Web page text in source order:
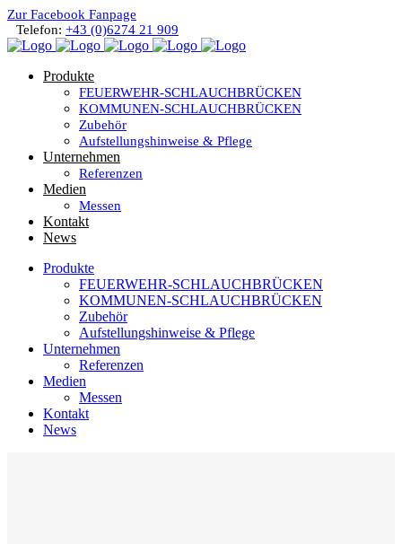
Zur Facebook Fanpage
Telefon: +43 (0)6274 21 909
Produkte
FEUERWEHR-SCHLAUCHBRÜCKEN
KOMMUNEN-SCHLAUCHBRÜCKEN
Zubehör
Aufstellungshinweise & Pflege
Unternehmen
Referenzen
Medien
Messen
Kontakt
News
Produkte
FEUERWEHR-SCHLAUCHBRÜCKEN
KOMMUNEN-SCHLAUCHBRÜCKEN
Zubehör
Aufstellungshinweise & Pflege
Unternehmen
Referenzen
Medien
Messen
Kontakt
News